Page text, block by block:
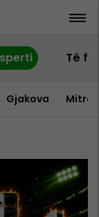
Të
Gjakova